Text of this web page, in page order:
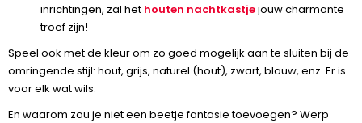
inrichtingen, zal het houten nachtkastjejouw charmante
troef zijn!
Speel ook met de kleur om zo goed mogelijk aan te sluiten bij de
omringende stijl: hout, grijs, naturel (hout), zwart, blauw, enz. Er is
voor elk wat wils.
En waarom zou je niet een beetje fantasie toevoegen? Werp